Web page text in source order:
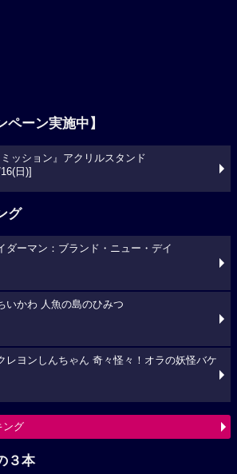
ペーン実施中】
ミッション』アクリルスタンド
日)]
グ
ダーマン：ブランド・ニュー・デイ
いかわ 人魚の島のひみつ
レヨンしんちゃん 奇々怪々！オラの妖怪バケ
ング
３本